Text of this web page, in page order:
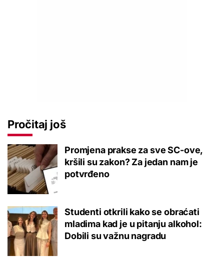
Pročitaj još
Promjena prakse za sve SC-ove,
kršili su zakon? Za jedan nam je
potvrđeno
Studenti otkrili kako se obraćati
mladima kad je u pitanju alkohol:
Dobili su važnu nagradu